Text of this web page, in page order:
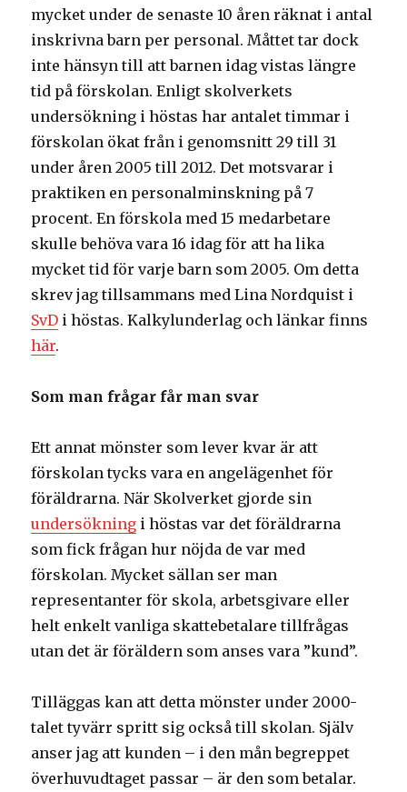
mycket under de senaste 10 åren räknat i antal
inskrivna barn per personal. Måttet tar dock
inte hänsyn till att barnen idag vistas längre
tid på förskolan. Enligt skolverkets
undersökning i höstas har antalet timmar i
förskolan ökat från i genomsnitt 29 till 31
under åren 2005 till 2012. Det motsvarar i
praktiken en personalminskning på 7
procent. En förskola med 15 medarbetare
skulle behöva vara 16 idag för att ha lika
mycket tid för varje barn som 2005. Om detta
skrev jag tillsammans med Lina Nordquist i
SvD i höstas. Kalkylunderlag och länkar finns
här.
Som man frågar får man svar
Ett annat mönster som lever kvar är att
förskolan tycks vara en angelägenhet för
föräldrarna. När Skolverket gjorde sin
undersökning i höstas var det föräldrarna
som fick frågan hur nöjda de var med
förskolan. Mycket sällan ser man
representanter för skola, arbetsgivare eller
helt enkelt vanliga skattebetalare tillfrågas
utan det är föräldern som anses vara ”kund”.
Tilläggas kan att detta mönster under 2000-
talet tyvärr spritt sig också till skolan. Själv
anser jag att kunden – i den mån begreppet
överhuvudtaget passar – är den som betalar.